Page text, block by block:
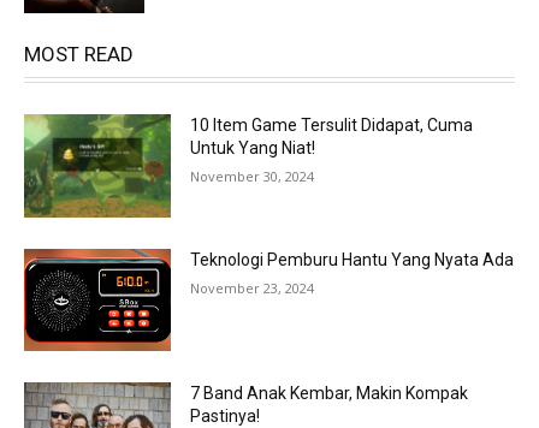
MOST READ
10 Item Game Tersulit Didapat, Cuma
Untuk Yang Niat!
November 30, 2024
Teknologi Pemburu Hantu Yang Nyata Ada
November 23, 2024
7 Band Anak Kembar, Makin Kompak
Pastinya!